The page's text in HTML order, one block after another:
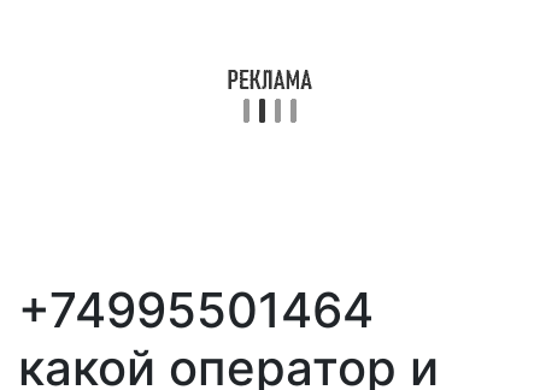
+74995501464
какой оператор и